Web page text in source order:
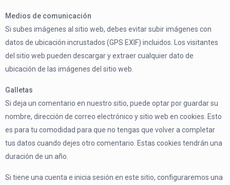
Medios de comunicación
Si subes imágenes al sitio web, debes evitar subir imágenes con
datos de ubicación incrustados (GPS EXIF) incluidos. Los visitantes
del sitio web pueden descargar y extraer cualquier dato de
ubicación de las imágenes del sitio web.
Galletas
Si deja un comentario en nuestro sitio, puede optar por guardar su
nombre, dirección de correo electrónico y sitio web en cookies. Esto
es para tu comodidad para que no tengas que volver a completar
tus datos cuando dejes otro comentario. Estas cookies tendrán una
duración de un año.
Si tiene una cuenta e inicia sesión en este sitio, configuraremos una